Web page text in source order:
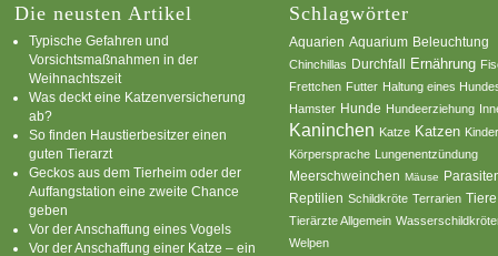
Die neusten Artikel
Typische Gefahren und
Vorsichtsmaßnahmen in der
Weihnachtszeit
Was deckt eine Katzenversicherung
ab?
So finden Haustierbesitzer einen
guten Tierarzt
Geckos aus dem Tierheim oder der
Auffangstation eine zweite Chance
geben
Vor der Anschaffung eines Vogels
Vor der Anschaffung einer Katze – ein
Schlagwörter
Aquarien Aquarium Beleuchtung
Chinchillas Durchfall Ernährung
Frettchen Futter Haltung eines
Hamster Hunde Hundeerziehung
Kaninchen Katze Katzen
Körpersprache Lungenentzündung
Meerschweinchen Mäuse
Reptilien Schildkröte Terrarien Tiere
Tierärzte Allgemein
Welpen